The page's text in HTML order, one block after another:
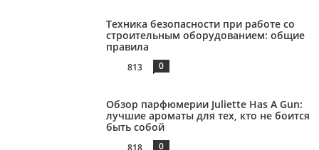
Техника безопасности при работе со
строительным оборудованием: общие
правила
813 0
Обзор парфюмерии Juliette Has A Gun:
лучшие ароматы для тех, кто не боится
быть собой
818 0